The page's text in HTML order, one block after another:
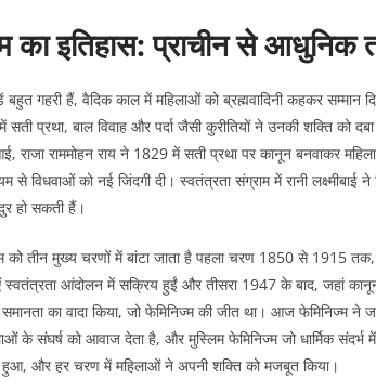
का इतिहास: प्राचीन से आधुनिक
गहरी हैं, वैदिक काल में महिलाओं को ब्रह्मवादिनी कहकर सम्मान
प्रथा, बाल विवाह और पर्दा जैसी कुरीतियों ने उनकी शक्ति को
राजा राममोहन राय ने 1829 में सती प्रथा पर कानून बनवाकर
से विधवाओं को नई जिंदगी दी। स्वतंत्रता संग्राम में रानी लक्ष्मीबाई
हो सकती हैं।​
को तीन मुख्य चरणों में बांटा जाता है पहला चरण 1850 से 1915
आंदोलन में सक्रिय हुईं और तीसरा 1947 के बाद, जहां
का वादा किया, जो फेमिनिज्म की जीत था। आज फेमिनिज्म ने
के संघर्ष को आवाज देता है, और मुस्लिम फेमिनिज्म जो धार्मिक
और हर चरण में महिलाओं ने अपनी शक्ति को मजबूत किया।​